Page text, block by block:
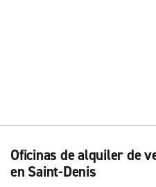
Oficinas de alquiler de
en Saint-Denis